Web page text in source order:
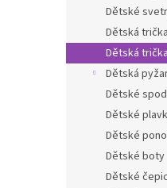
Dětské
Dětská trička
Dětská
Dětská
Dětské
Dětské
Dětské
Dětské boty
Dětské